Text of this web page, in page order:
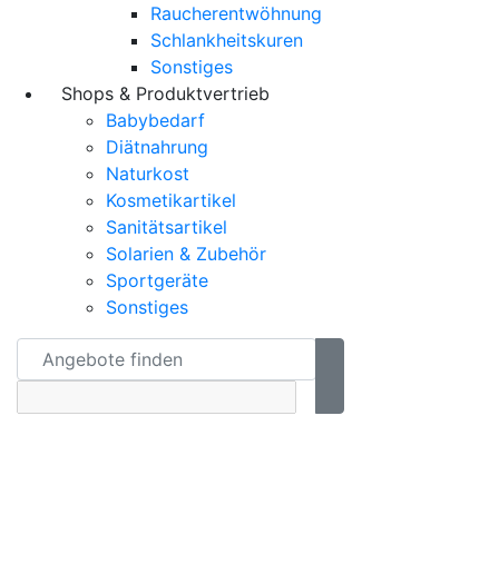
Raucherentwöhnung
Schlankheitskuren
Sonstiges
Shops & Produktvertrieb
Babybedarf
Diätnahrung
Naturkost
Kosmetikartikel
Sanitätsartikel
Solarien & Zubehör
Sportgeräte
Sonstiges